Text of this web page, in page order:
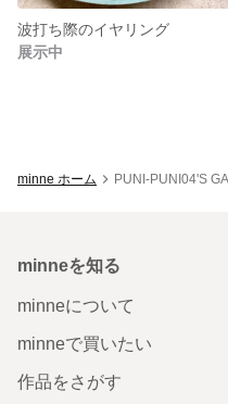
波打ち際のイヤリング
展示中
minne ホーム PUNI-PUNI04'S
minneを知る
minneについて
minneで買いたい
作品をさがす